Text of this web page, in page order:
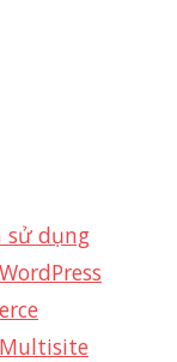
sử dụng
Multisite